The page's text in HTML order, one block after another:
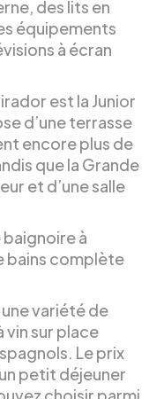
des lits en
équipements
à écran
est la Junior
d’une terrasse
encore plus de
que la Grande
et d’une salle
baignoire à
bains complète
variété de
vin sur place
Le prix
petit déjeuner